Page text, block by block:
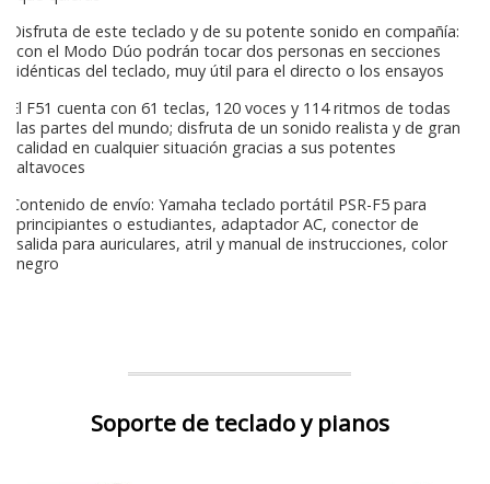
Disfruta de este teclado y de su potente sonido en compañía:
con el Modo Dúo podrán tocar dos personas en secciones
idénticas del teclado, muy útil para el directo o los ensayos
El F51 cuenta con 61 teclas, 120 voces y 114 ritmos de todas
las partes del mundo; disfruta de un sonido realista y de gran
calidad en cualquier situación gracias a sus potentes
altavoces
Contenido de envío: Yamaha teclado portátil PSR-F5 para
principiantes o estudiantes, adaptador AC, conector de
salida para auriculares, atril y manual de instrucciones, color
negro
Soporte de teclado y pianos